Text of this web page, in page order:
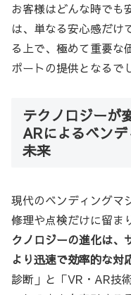
お客様はどんな時でも
は、単なる安心感だけ
る上で、極めて重要な
ポートの提供となるで
テクノロジーが
ARによるベン
未来
現代のベンディングマ
修理や点検だけに留ま
クノロジーの進化は、
より迅速で効率的な対
診断」と「VR・AR技